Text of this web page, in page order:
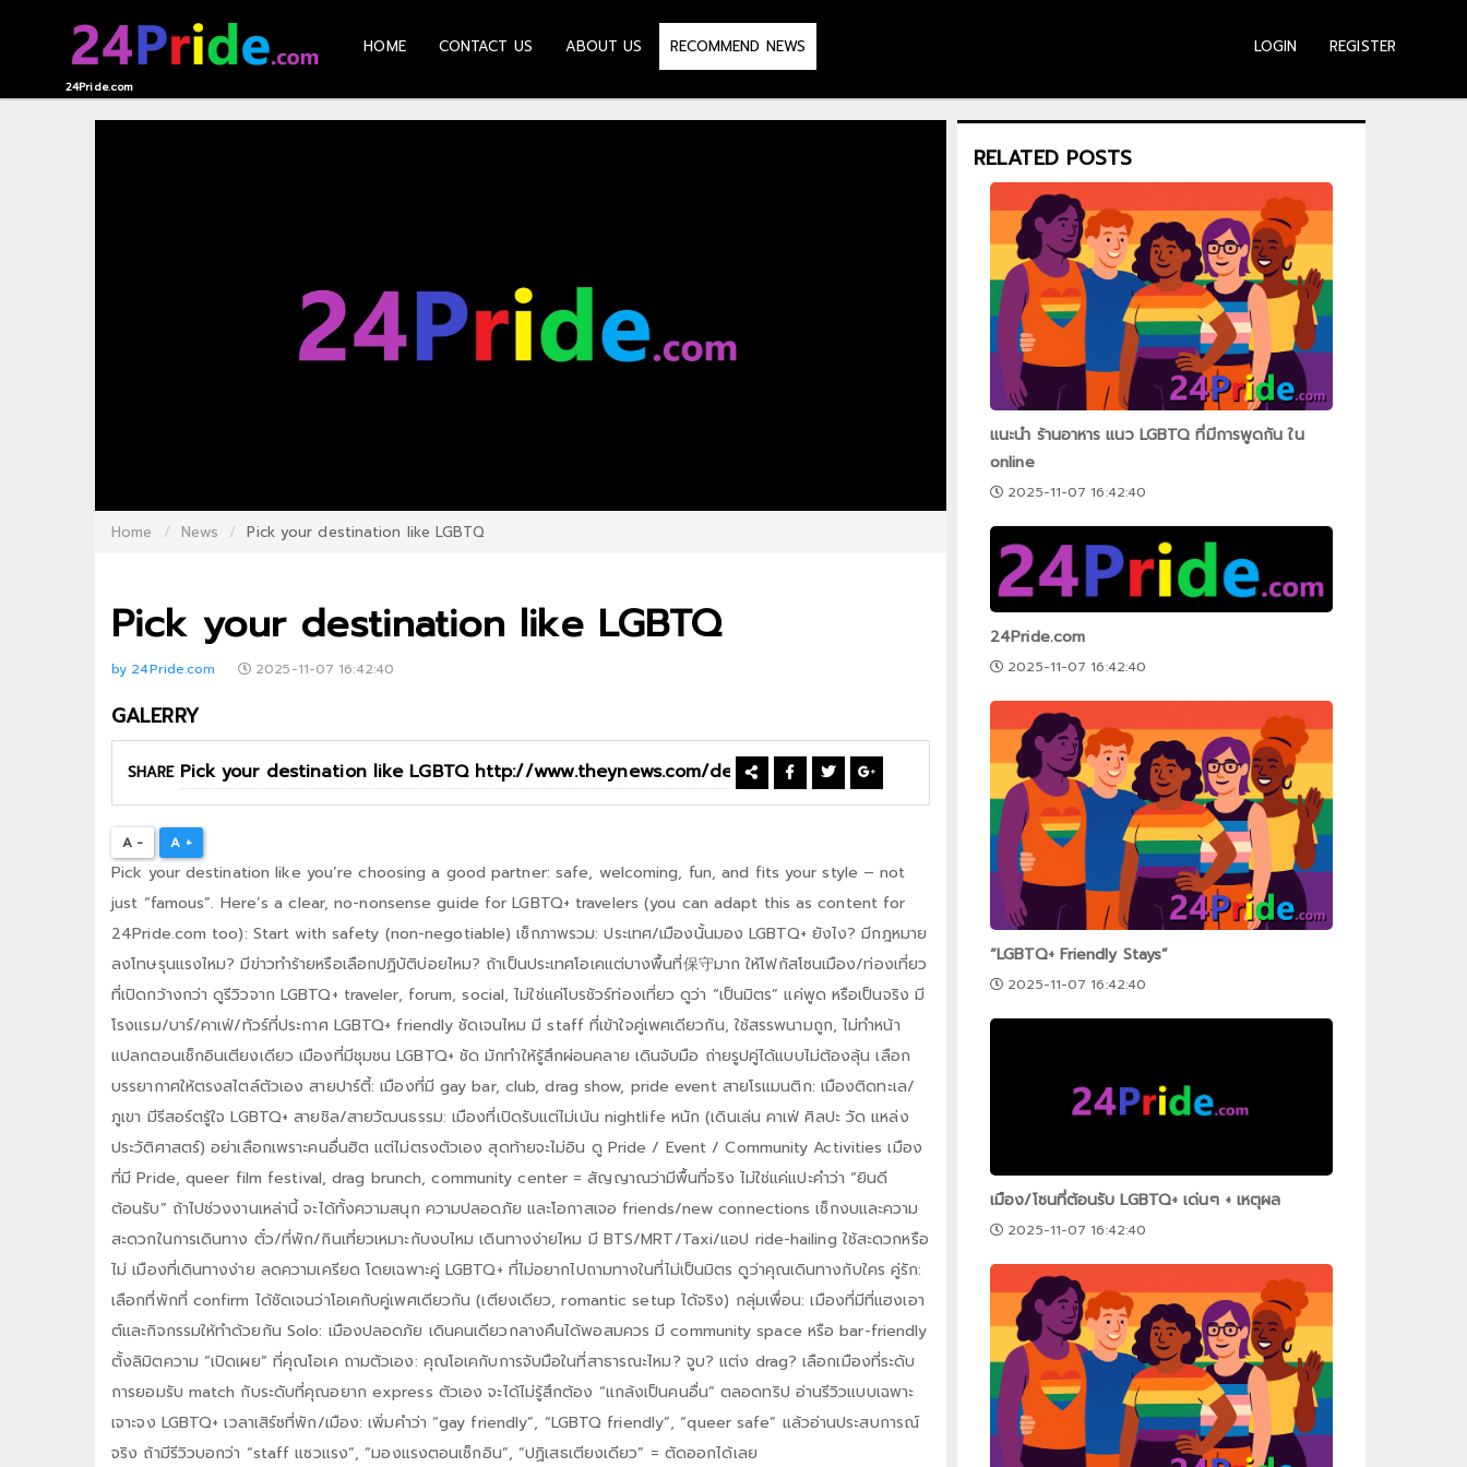
HOME24Pride.com
HOME CONTACT US ABOUT US RECOMMEND NEWS LOGIN REGISTER
Home News Pick your destination like LGBTQ
Pick your destination like LGBTQ
by 24Pride.com 2025-11-07 16:42:40
GALERRY
SHARE
A - A +
Pick your destination like you’re choosing a good partner: safe, welcoming, fun, and fits your style – not
just “famous”. Here’s a clear, no-nonsense guide for LGBTQ+ travelers (you can adapt this as content for
24Pride.com too): Start with safety (non-negotiable) เช็กภาพรวม: ประเทศ/เมืองนั้นมอง LGBTQ+ ยังไง? มีกฎหมาย
ลงโทษรุนแรงไหม? มีข่าวทำร้ายหรือเลือกปฏิบัติบ่อยไหม? ถ้าเป็นประเทศโอเคแต่บางพื้นที่保守มาก ให้โฟกัสโซนเมือง/ท่องเที่ยว
ที่เปิดกว้างกว่า ดูรีวิวจาก LGBTQ+ traveler, forum, social, ไม่ใช่แค่โบรชัวร์ท่องเที่ยว ดูว่า “เป็นมิตร” แค่พูด หรือเป็นจริง มี
โรงแรม/บาร์/คาเฟ่/ทัวร์ที่ประกาศ LGBTQ+ friendly ชัดเจนไหม มี staff ที่เข้าใจคู่เพศเดียวกัน, ใช้สรรพนามถูก, ไม่ทำหน้า
แปลกตอนเช็กอินเตียงเดียว เมืองที่มีชุมชน LGBTQ+ ชัด มักทำให้รู้สึกผ่อนคลาย เดินจับมือ ถ่ายรูปคู่ได้แบบไม่ต้องลุ้น เลือก
บรรยากาศให้ตรงสไตล์ตัวเอง สายปาร์ตี้: เมืองที่มี gay bar, club, drag show, pride event สายโรแมนติก: เมืองติดทะเล/
ภูเขา มีรีสอร์ตรู้ใจ LGBTQ+ สายชิล/สายวัฒนธรรม: เมืองที่เปิดรับแต่ไม่เน้น nightlife หนัก (เดินเล่น คาเฟ่ ศิลปะ วัด แหล่ง
ประวัติศาสตร์) อย่าเลือกเพราะคนอื่นฮิต แต่ไม่ตรงตัวเอง สุดท้ายจะไม่อิน ดู Pride / Event / Community Activities เมือง
ที่มี Pride, queer film festival, drag brunch, community center = สัญญาณว่ามีพื้นที่จริง ไม่ใช่แค่แปะคำว่า “ยินดี
ต้อนรับ” ถ้าไปช่วงงานเหล่านี้ จะได้ทั้งความสนุก ความปลอดภัย และโอกาสเจอ friends/new connections เช็กงบและความ
สะดวกในการเดินทาง ตั๋ว/ที่พัก/กินเที่ยวเหมาะกับงบไหม เดินทางง่ายไหม มี BTS/MRT/Taxi/แอป ride-hailing ใช้สะดวกหรือ
ไม่ เมืองที่เดินทางง่าย ลดความเครียด โดยเฉพาะคู่ LGBTQ+ ที่ไม่อยากไปถามทางในที่ไม่เป็นมิตร ดูว่าคุณเดินทางกับใคร คู่รัก:
เลือกที่พักที่ confirm ได้ชัดเจนว่าโอเคกับคู่เพศเดียวกัน (เตียงเดียว, romantic setup ได้จริง) กลุ่มเพื่อน: เมืองที่มีที่แฮงเอา
ต์และกิจกรรมให้ทำด้วยกัน Solo: เมืองปลอดภัย เดินคนเดียวกลางคืนได้พอสมควร มี community space หรือ bar-friendly
ตั้งลิมิตความ “เปิดเผย” ที่คุณโอเค ถามตัวเอง: คุณโอเคกับการจับมือในที่สาธารณะไหม? จูบ? แต่ง drag? เลือกเมืองที่ระดับ
การยอมรับ match กับระดับที่คุณอยาก express ตัวเอง จะได้ไม่รู้สึกต้อง “แกล้งเป็นคนอื่น” ตลอดทริป อ่านรีวิวแบบเฉพาะ
เจาะจง LGBTQ+ เวลาเสิร์ชที่พัก/เมือง: เพิ่มคำว่า “gay friendly”, “LGBTQ friendly”, “queer safe” แล้วอ่านประสบการณ์
จริง ถ้ามีรีวิวบอกว่า “staff แซวแรง”, “มองแรงตอนเช็กอิน”, “ปฏิเสธเตียงเดียว” = ตัดออกได้เลย
RELATED POSTS
แนะนำ ร้านอาหาร แนว LGBTQ ที่มีการพูดกัน ใน
online
2025-11-07 16:42:40
24Pride.com
2025-11-07 16:42:40
“LGBTQ+ Friendly Stays”
2025-11-07 16:42:40
เมือง/โซนที่ต้อนรับ LGBTQ+ เด่นๆ + เหตุผล
2025-11-07 16:42:40